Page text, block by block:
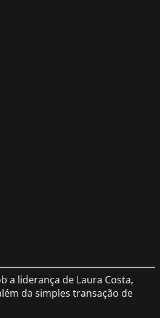
a liderança de Laura Costa,
da simples transação de